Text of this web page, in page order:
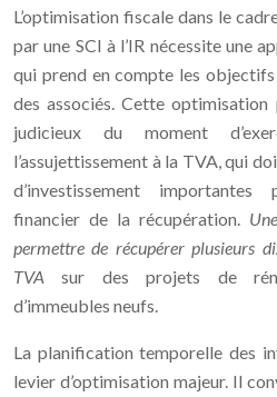
L’optimisation fiscale dans le
par une SCI à l’IR nécessite une
qui prend en compte les
des associés. Cette optimisation
judicieux du moment
l’assujettissement à la TVA, qui
d’investissement
financier de la récupération.
permettre de récupérer plusieurs
TVA sur des projets de
d’immeubles neufs.
La planification temporelle des
levier d’optimisation majeur. Il